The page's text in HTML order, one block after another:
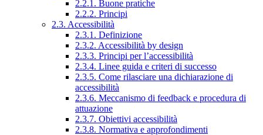
2.2.1. Buone pratiche
2.2.2. Principi
2.3. Accessibilità
2.3.1. Definizione
2.3.2. Accessibilità by design
2.3.3. Principi per l’accessibilità
2.3.4. Linee guida e criteri di successo
2.3.5. Come rilasciare una dichiarazione di
accessibilità
2.3.6. Meccanismo di feedback e procedura di
attuazione
2.3.7. Obiettivi accessibilità
2.3.8. Normativa e approfondimenti